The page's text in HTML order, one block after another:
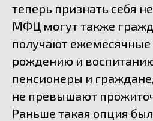
теперь признать себя
МФЦ могут также
получают ежемесячные
рождению и
пенсионеры и
не превышают
Раньше такая опция